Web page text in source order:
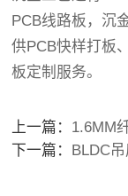
PCB线路板，沉
供PCB快样打板
板定制服务。
上一篇： 1.6MM
下一篇： BLDC